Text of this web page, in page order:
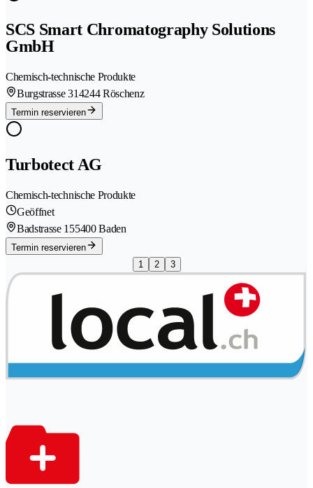
SCS Smart Chromatography Solutions
GmbH
Chemisch-technische Produkte
Burgstrasse 314244 Röschenz
Termin reservieren
Turbotect AG
Chemisch-technische Produkte
Geöffnet
Badstrasse 155400 Baden
Termin reservieren
1
2 3